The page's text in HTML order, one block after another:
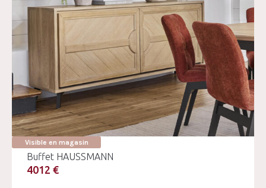
Visible en magasin
Buffet HAUSSMANN
4012 €